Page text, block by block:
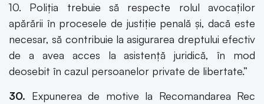
10. Poliţia trebuie să respecte rolul avocaţilor
apărării în procesele de justiţie penală şi, dacă este
necesar, să contribuie la asigurarea dreptului efectiv
de a avea acces la asistenţă juridică, în mod
deosebit în cazul persoanelor private de libertate.”
30. Expunerea de motive la Recomandarea Rec